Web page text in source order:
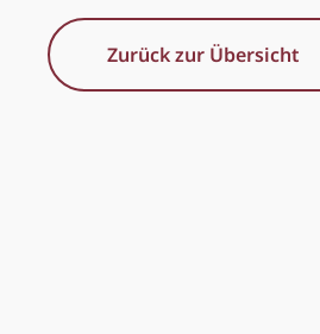
Zurück zur Übersicht